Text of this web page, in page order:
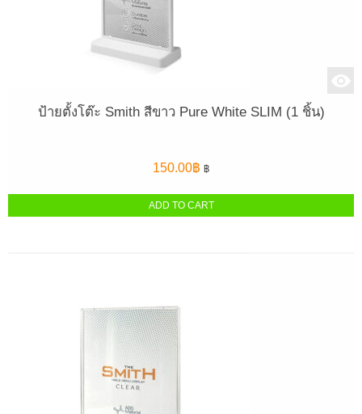
ป้ายตั้งโต๊ะ Smith สีขาว Pure White SLIM (1 ชิ้น)
150.00฿ ฿
ADD TO CART